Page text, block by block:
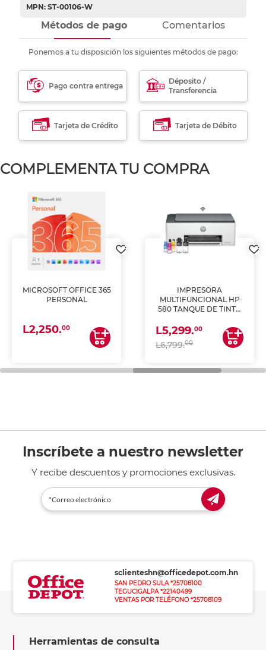
MPN: ST-00106-W
Métodos de pago Comentarios
Ponemos a tu disposición los siguientes métodos de pago:
Pago contra entrega
Déposito /
Transferencia
Tarjeta de Crédito Tarjeta de Débito
COMPLEMENTA TU COMPRA
MICROSOFT OFFICE 365
PERSONAL
L2,250.00
IMPRESORA
MULTIFUNCIONAL HP
580 TANQUE DE TINTA
ESCANEA)
L5,299.00
L6,799.00
Inscríbete a nuestro newsletter
Y recibe descuentos y promociones exclusivas.
sclienteshn@officedepot.com.hn
SAN PEDRO SULA *25708100
TEGUCIGALPA *22140499
VENTAS POR TELÉFONO *25708109
Herramientas de consulta